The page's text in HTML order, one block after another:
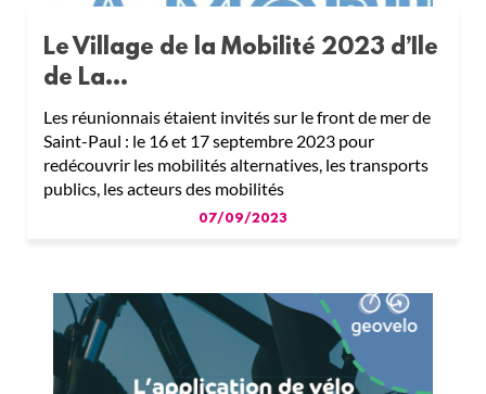
Le Village de la Mobilité 2023 d’Ile
de La...
Les réunionnais étaient invités sur le front de mer de
Saint-Paul : le 16 et 17 septembre 2023 pour
redécouvrir les mobilités alternatives, les transports
publics, les acteurs des mobilités
07/09/2023